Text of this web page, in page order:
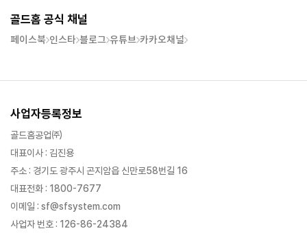
골드홈 공식 채널
페이스북 인스타 블로그 유튜브 카카오채널
사업자등록정보
골드홈공업㈜
대표이사 : 김진용
주소 : 경기도 광주시 곤지암읍 신만로58번길 16
대표전화 : 1800-7677
이메일 : sf@sfsystem.com
사업자 번호 : 126-86-24384